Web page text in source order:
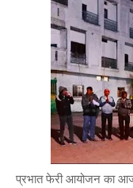
प्रभात फेरी आयोजन का